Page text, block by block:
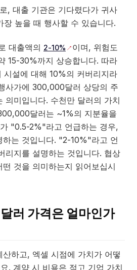
, 대출 기관은 기다렸다가 귀사
장 높을 때 행사할 수 있습니다.
대출액의 2-10%
이며, 위험도
15-30%까지 상승합니다. 따라
설에 대해 10%의 커버리지라
사가에 300,000달러 상당의 주
의미입니다. 수천만 달러의 가치
달러는 ~1%의 지분율을
"0.5-2%"라고 언급하는 경우,
하는 것입니다. "2-10%"라고 언
리지를 설명하는 것입니다. 협상
것을 의미하는지 읽어보십시
러 가격은 얼마인가
하고, 엑셀 시점에 가치가 어떻
. 계약 시 비용은 적고 기업 가치